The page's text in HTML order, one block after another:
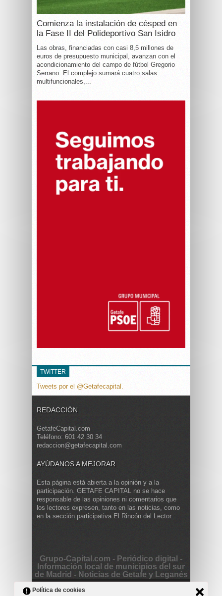
Comienza la instalación de césped en
la Fase II del Polideportivo San Isidro
Las obras, financiadas con casi 8,5 millones de
euros de presupuesto municipal, avanzan con el
acondicionamiento del campo de fútbol Gregorio
Serrano. El complejo sumará cuatro salas
multifuncionales,...
TWITTER
Tweets por el @Getafecapital.
REDACCIÓN
GetafeCapital.com
Teléfono: 601 42 30 34
redaccion@getafecapital.com
AYÚDANOS A MEJORAR
Esta página está abierta a la opinión y a la
participación. GETAFE CAPITAL no se hace
responsable de las opiniones ni comentarios que
los lectores expresen, tanto en las noticias, como
en la sección participativa El Rincón del Lector.
Grupo-Capital.com - Periódico digital -
Información local de municipios del sur
de Madrid - Noticias de Getafe y Leganés
Copyright © 2013 Getafe Capital. Powered by
Project
Política de cookies